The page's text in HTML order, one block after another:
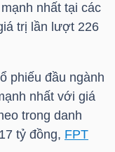
nhất tại các
trị lần lượt 226
phiếu đầu ngành
nhất với giá
trong danh
tỷ đồng, FPT